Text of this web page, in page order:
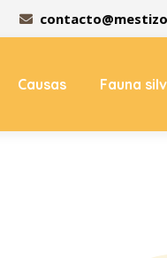
Causas Fauna